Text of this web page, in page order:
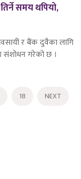
समय थपियो,
र बैंक दुवैका लागि
संशोधन गरेको छ ।
18
NEXT